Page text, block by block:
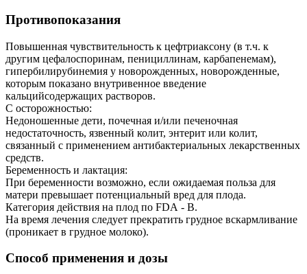
Противопоказания
Повышенная чувствительность к цефтриаксону (в т.ч. к
другим цефалоспоринам, пенициллинам, карбапенемам),
гипербилирубинемия у новорожденных, новорожденные,
которым показано внутривенное введение
кальцийсодержащих растворов.
С осторожностью:
Недоношенные дети, почечная и/или печеночная
недостаточность, язвенный колит, энтерит или колит,
связанный с применением антибактериальных лекарственных
средств.
Беременность и лактация:
При беременности возможно, если ожидаемая польза для
матери превышает потенциальный вред для плода.
Категория действия на плод по FDА - В.
На время лечения следует прекратить грудное вскармливание
(проникает в грудное молоко).
Способ применения и дозы